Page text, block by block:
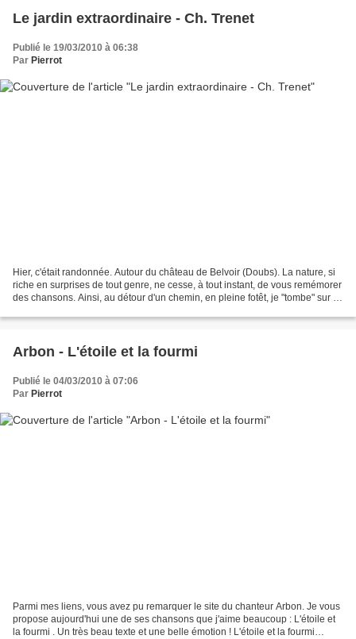
Le jardin extraordinaire - Ch. Trenet
Publié le 19/03/2010 à 06:38
Par Pierrot
Hier, c'était randonnée. Autour du château de Belvoir (Doubs). La nature, si
riche en surprises de tout genre, ne cesse, à tout instant, de vous remémorer
des chansons. Ainsi, au détour d'un chemin, en pleine fotêt, je "tombe" sur ce
Arbon - L'étoile et la fourmi
Publié le 04/03/2010 à 07:06
Par Pierrot
Parmi mes liens, vous avez pu remarquer le site du chanteur Arbon. Je vous
propose aujourd'hui une de ses chansons que j'aime beaucoup : L'étoile et
la fourmi . Un très beau texte et une belle émotion ! L'étoile et la fourmi